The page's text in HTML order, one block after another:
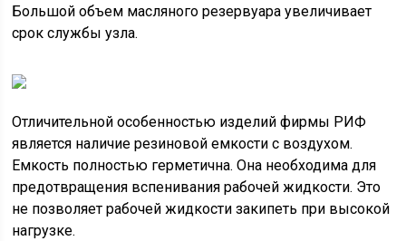
Большой объем масляного резервуара увеличивает
срок службы узла.
Отличительной особенностью изделий фирмы РИФ
является наличие резиновой емкости с воздухом.
Емкость полностью герметична. Она необходима для
предотвращения вспенивания рабочей жидкости. Это
не позволяет рабочей жидкости закипеть при высокой
нагрузке.